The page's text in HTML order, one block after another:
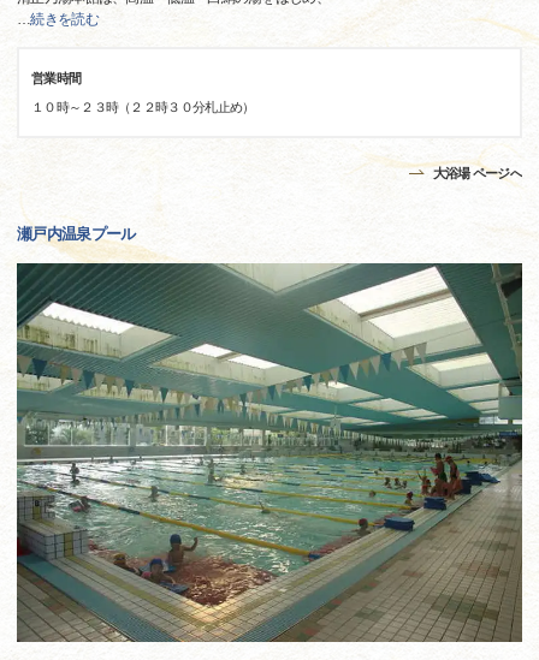
…続きを読む
営業時間
１０時～２３時（２２時３０分札止め）
大浴場 ページへ
瀬戸内温泉プール